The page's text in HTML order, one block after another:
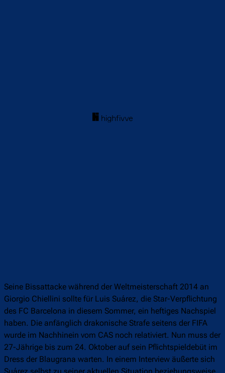
Seine Bissattacke während der Weltmeisterschaft 2014 an
Giorgio Chiellini sollte für Luis Suárez, die Star-Verpflichtung
des FC Barcelona in diesem Sommer, ein heftiges Nachspiel
haben. Die anfänglich drakonische Strafe seitens der FIFA
wurde im Nachhinein vom CAS noch relativiert. Nun muss der
27-Jährige bis zum 24. Oktober auf sein Pflichtspieldebüt im
Dress der Blaugrana warten. In einem Interview äußerte sich